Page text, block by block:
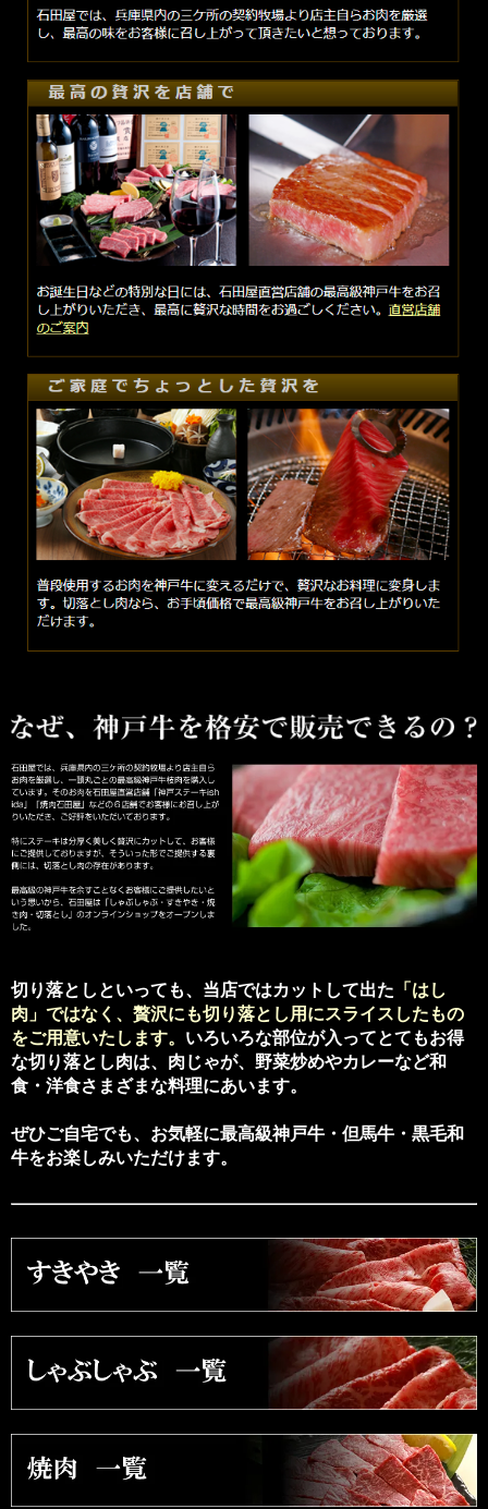
切り落としといっても、当店ではカットして出た 「はし
肉」ではなく、贅沢にも切り落とし用にスライスしたもの
をご用意いたします。 いろいろな部位が入ってとてもお得
な切り落とし肉は、肉じゃが、野菜炒めやカレーなど和
食・洋食さまざまな料理にあいます。
ぜひご自宅でも、お気軽に最高級神戸牛・但馬牛・黒毛和
牛をお楽しみいただけます。